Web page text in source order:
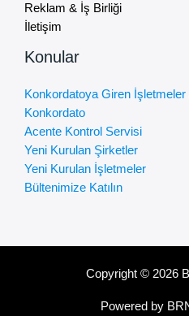
Reklam & İş Birliği
İletişim
Konular
Konkordatoya Giren
Konkordato
Acente Kontrol Servisi
Yeni Kurulan Şirketler
Yeni Kurulan İşletmeler
Bültenimize Katılın
Copyright © 2026
Powered by